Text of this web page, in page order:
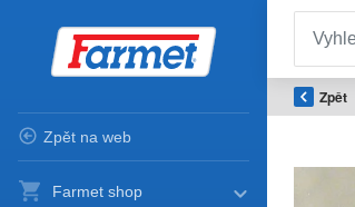
Zpět na web
Farmet shop
Zpět